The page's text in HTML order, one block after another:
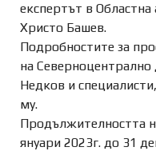
експертът в
Христо Башев.
Подробностите за
на
Недков и
му.
Продължителността
януари 2023г. до 31